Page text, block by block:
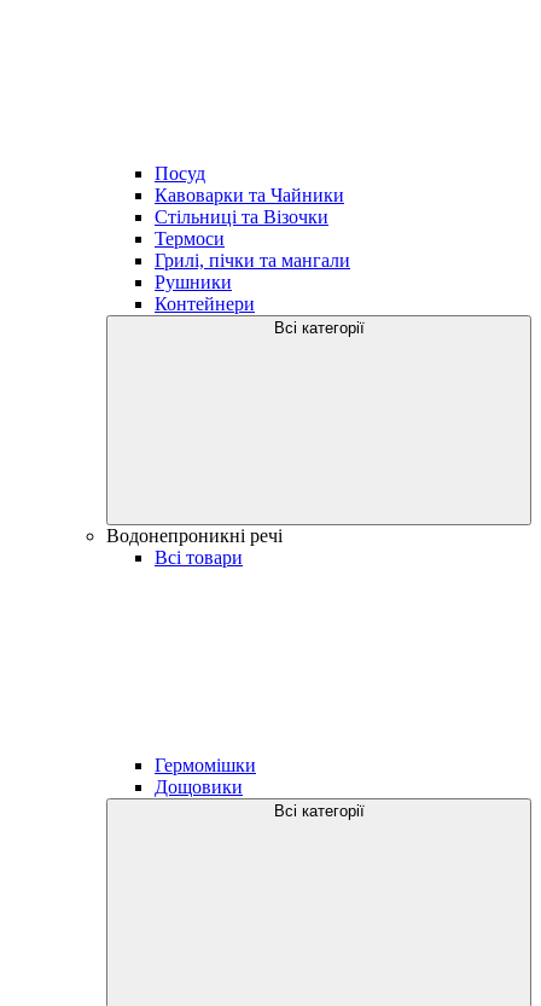
Посуд
Кавоварки та Чайники
Стільниці та Візочки
Термоси
Грилі, пічки та мангали
Рушники
Контейнери
Всі категорії
Водонепроникні речі
Всі товари
Гермомішки
Дощовики
Всі категорії